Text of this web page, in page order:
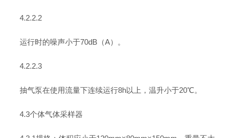
4.2.2.2
运行时的噪声小于70dB（A）。
4.2.2.3
抽气泵在使用流量下连续运行8h以上，温升小于20℃。
4.3个体气体采样器